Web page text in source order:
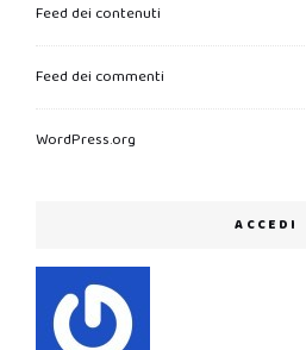
Feed dei contenuti
Feed dei commenti
WordPress.org
ACCEDI